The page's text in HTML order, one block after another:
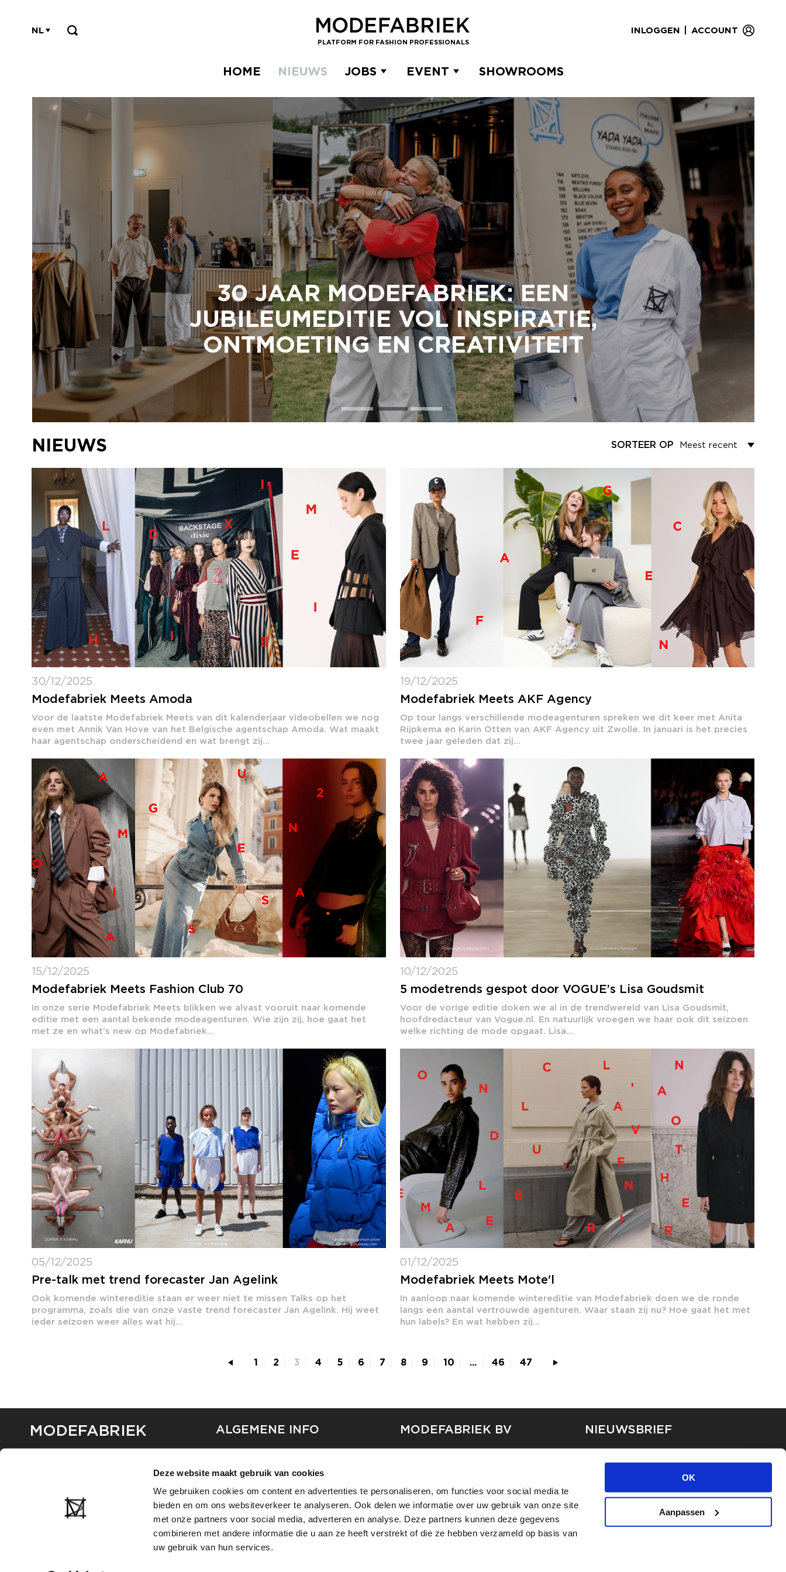
Deze website maakt gebruik van cookies
We gebruiken cookies om content en advertenties te personaliseren, om functies voor social media te
bieden en om ons websiteverkeer te analyseren. Ook delen we informatie over uw gebruik van onze site
met onze partners voor social media, adverteren en analyse. Deze partners kunnen deze gegevens
combineren met andere informatie die u aan ze heeft verstrekt of die ze hebben verzameld op basis van
uw gebruik van hun services.
OK
Aanpassen
PLATFORM FOR FASHION PROFESSIONALS
INLOGGEN ACCOUNT
NL
HOME NIEUWS JOBS EVENT SHOWROOMS
30 JAAR MODEFABRIEK: EEN
JUBILEUMEDITIE VOL INSPIRATIE,
ONTMOETING EN CREATIVITEIT
NIEUWS SORTEER OP
30/12/2025
Modefabriek Meets Amoda
Voor de laatste Modefabriek Meets van dit kalenderjaar videobellen we nog
even met Annik Van Hove van het Belgische agentschap Amoda. Wat maakt
haar agentschap onderscheidend en wat brengt zij...
19/12/2025
Modefabriek Meets AKF Agency
Op tour langs verschillende modeagenturen spreken we dit keer met Anita
Rijpkema en Karin Otten van AKF Agency uit Zwolle. In januari is het precies
twee jaar geleden dat zij...
15/12/2025
Modefabriek Meets Fashion Club 70
In onze serie Modefabriek Meets blikken we alvast vooruit naar komende
editie met een aantal bekende modeagenturen. Wie zijn zij, hoe gaat het
met ze en what’s new op Modefabriek...
10/12/2025
5 modetrends gespot door VOGUE’s Lisa Goudsmit
Voor de vorige editie doken we al in de trendwereld van Lisa Goudsmit,
hoofdredacteur van Vogue.nl. En natuurlijk vroegen we haar ook dit seizoen
welke richting de mode opgaat. Lisa...
05/12/2025
Pre-talk met trend forecaster Jan Agelink
Ook komende wintereditie staan er weer niet te missen Talks op het
programma, zoals die van onze vaste trend forecaster Jan Agelink. Hij weet
ieder seizoen weer alles wat hij...
01/12/2025
Modefabriek Meets Mote'l
In aanloop naar komende wintereditie van Modefabriek doen we de ronde
langs een aantal vertrouwde agenturen. Waar staan zij nu? Hoe gaat het met
hun labels? En wat hebben zij...
1 2 3 4 5 6 7 8 9 10 ... 46 47
MODEFABRIEK ALGEMENE INFO
CONTACT
PARTNERS
ADVERTEREN
MODEFABRIEK BV
SHIFT
NIEUWSBRIEF
laatste nieuws via de
INSCHRIJVEN